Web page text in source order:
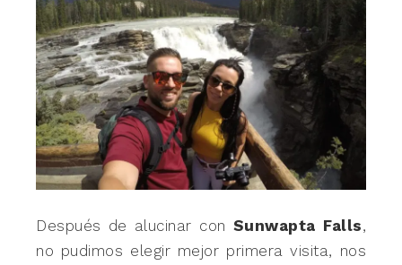
Después de alucinar con Sunwapta Falls,
no pudimos elegir mejor primera visita, nos